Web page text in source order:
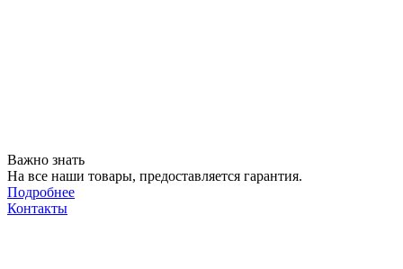
Важно знать
На все наши товары, предоставляется гарантия.
Подробнее
Контакты